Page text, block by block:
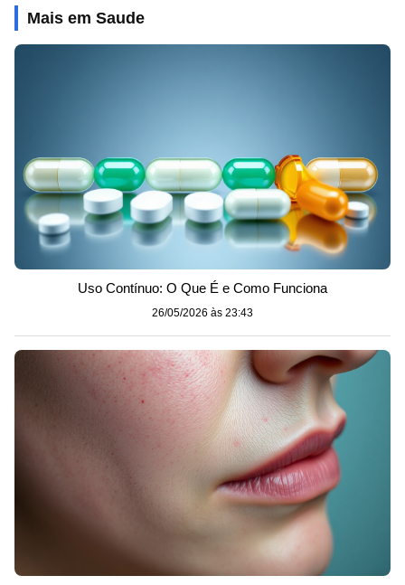
Mais em Saude
Uso Contínuo: O Que É e Como Funciona
26/05/2026 às 23:43